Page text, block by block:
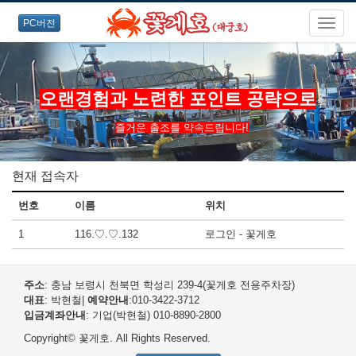
PC버전
오랜경험과 노련한 포인트 공략으로
즐거운 출조를 약속드립니다!
현재 접속자
번호 이름 위치
1 116.♡.♡.132 로그인 - 꽃게호
주소: 충남 보령시 천북면 학성리 239-4(꽃게호 전용주차장)
대표: 박현철 예약안내 :010-3422-3712
입금계좌안내 : 기업(박현철) 010-8890-2800
Copyright© 꽃게호. All Rights Reserved.